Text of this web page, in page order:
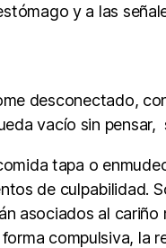
y a las
desconectado,
vacío sin pensar,
tapa o
de culpabilidad.
asociados al
compulsiva, la